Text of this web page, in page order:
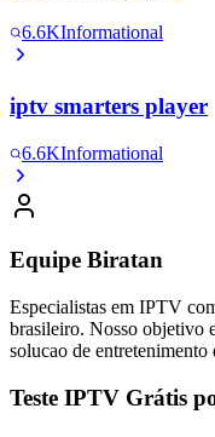
6.6KInformational
iptv smarters player
6.6KInformational
Equipe Biratan
Especialistas em IPTV
brasileiro. Nosso objetivo
solucao de entretenimento
Teste IPTV Grátis